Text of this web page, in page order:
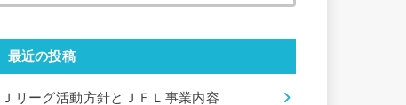
最近の投稿
Ｊリーグ活動方針とＪＦＬ事業内容